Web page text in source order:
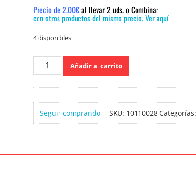
Precio de 2.00€al llevar 2 uds. o Combinar
con otros productos del mismo precio. Ver aquí
4 disponibles
Williams
Espuma
Piel
sensible
200ml
Añadir al carrito
Seguir comprando SKU: 10110028 Categorías: